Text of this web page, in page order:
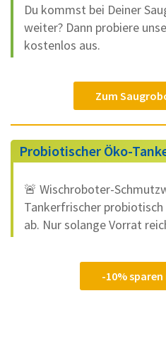
Du kommst bei Deiner
weiter? Dann probiere
kostenlos aus.
Zum
Probiotischer Öko-
🚨 Wischroboter-
Tankerfrischer
ab. Nur solange Vorrat
-10%